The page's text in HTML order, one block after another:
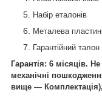
Набір еталонів
Металева
Гарантійний талон
Гарантія: 6 місяців.
механічні
вище — Комплектація),